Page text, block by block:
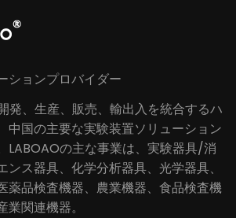
ションプロバイダー
発、生産、販売、輸出入を統合するハ
中国の主要な実験装置ソリューション
LABOAOの主な事業は、実験器具/消
ンス器具、化学分析器具、光学器具、
薬品検査機器、農業機器、食品検査機
関連機器。